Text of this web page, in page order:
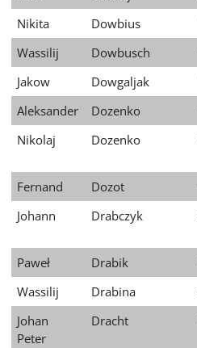
Nikita
Dowbius
Wassilij
Dowbusch
Jakow
Dowgaljak
Aleksander
Dozenko
Nikolaj
Dozenko
Fernand Dozot
Johann
Drabczyk
Paweł
Drabik
Wassilij
Drabina
Johan
Peter
Dracht